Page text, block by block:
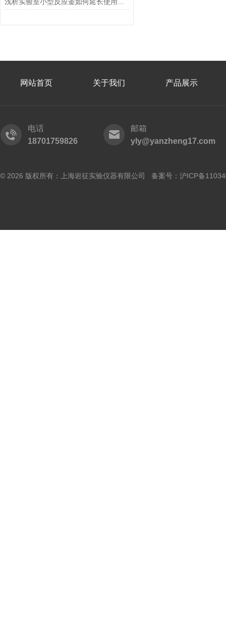
网站首页 关于我们 产品展示
电话
18701759826
邮箱
yly@yanzheng17.com
© 2026 版权所有：上海岩征实验仪器有限公司 备案号： 沪ICP备